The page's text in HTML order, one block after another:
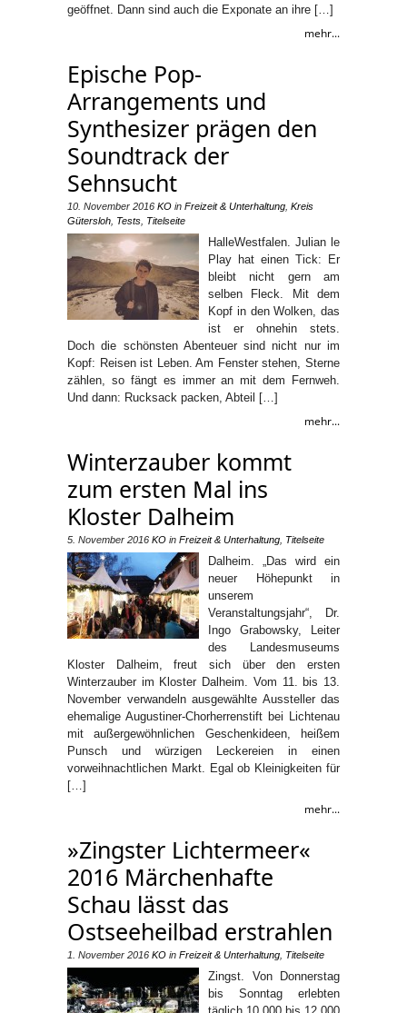
geöffnet. Dann sind auch die Exponate an ihre […]
mehr...
Epische Pop-
Arrangements und
Synthesizer prägen den
Soundtrack der
Sehnsucht
10. November 2016 KO in Freizeit & Unterhaltung Kreis
Gütersloh Tests Titelseite
HalleWestfalen. Julian le
Play hat einen Tick: Er
bleibt nicht gern am
selben Fleck. Mit dem
Kopf in den Wolken, das
ist er ohnehin stets.
Doch die schönsten Abenteuer sind nicht nur im
Kopf: Reisen ist Leben. Am Fenster stehen, Sterne
zählen, so fängt es immer an mit dem Fernweh.
Und dann: Rucksack packen, Abteil […]
mehr...
Winterzauber kommt
zum ersten Mal ins
Kloster Dalheim
5. November 2016 KO in Freizeit & Unterhaltung Titelseite
Dalheim. „Das wird ein
neuer Höhepunkt in
unserem
Veranstaltungsjahr“, Dr.
Ingo Grabowsky, Leiter
des Landesmuseums
Kloster Dalheim, freut sich über den ersten
Winterzauber im Kloster Dalheim. Vom 11. bis 13.
November verwandeln ausgewählte Aussteller das
ehemalige Augustiner-Chorherrenstift bei Lichtenau
mit außergewöhnlichen Geschenkideen, heißem
Punsch und würzigen Leckereien in einen
vorweihnachtlichen Markt. Egal ob Kleinigkeiten für
[…]
mehr...
»Zingster Lichtermeer«
2016 Märchenhafte
Schau lässt das
Ostseeheilbad erstrahlen
1. November 2016 KO in Freizeit & Unterhaltung Titelseite
Zingst. Von Donnerstag
bis Sonntag erlebten